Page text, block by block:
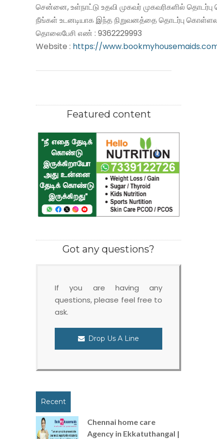
சென்னை, உள்நாட்டு உதவி முகவர் முகவரிகளில்
நீங்கள் உடனடியாக இந்த நிறுவனத்தை தொடர்பு
தொலைபேசி எண் : 9362229993
Website : https://
Featured content
Got any questions?
If you are having any
questions, please feel free to
ask.
Drop Us A Line
Recent
Chennai home care
Agency in Ekkatuthangal |